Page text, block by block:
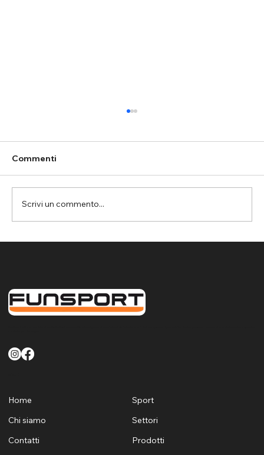
Commenti
Scrivi un commento...
Home
Chi siamo
Contatti
Sport
Settori
Prodotti